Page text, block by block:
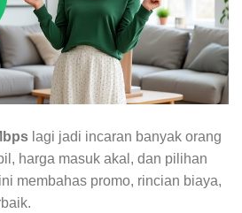
lagi jadi incaran banyak orang
harga masuk akal, dan pilihan
membahas promo, rincian biaya,